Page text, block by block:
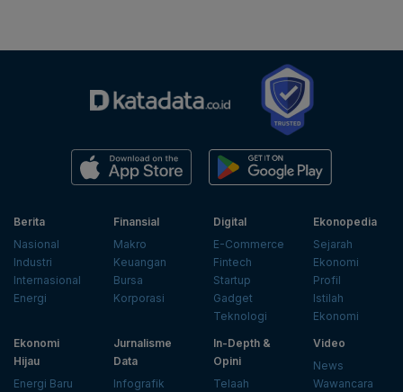
Berita
Nasional
Industri
Internasional
Energi
Finansial
Makro
Keuangan
Bursa
Korporasi
Digital
E-Commerce
Fintech
Startup
Gadget
Teknologi
Ekonopedia
Sejarah
Ekonomi
Profil
Istilah
Ekonomi
Ekonomi
Hijau
Energi Baru
Jurnalisme
Data
Infografik
In-Depth &
Opini
Telaah
Video
News
Wawancara